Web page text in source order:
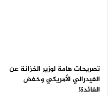
تصريحات هامة لوزير الخزانة عن
الفيدرالي الأمريكي وخفض
الفائدة!